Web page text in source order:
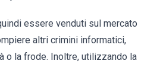
essere venduti sul mercato
altri crimini informatici,
o la frode. Inoltre, utilizzando la